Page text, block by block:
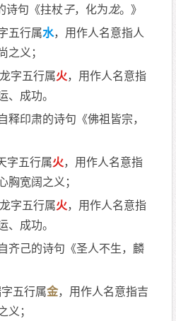
句《拄杖子，化为龙。》
五行属水，用作人名意指人
之义；
字五行属火，用作人名意指
、成功。
印肃的诗句《佛祖皆宗，
字五行属火，用作人名意指
胸宽阔之义；
字五行属火，用作人名意指
、成功。
己的诗句《圣人不生，麟
五行属金，用作人名意指吉
义；